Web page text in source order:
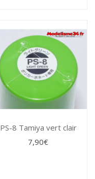
PS-8 Tamiya vert clair
7,90€